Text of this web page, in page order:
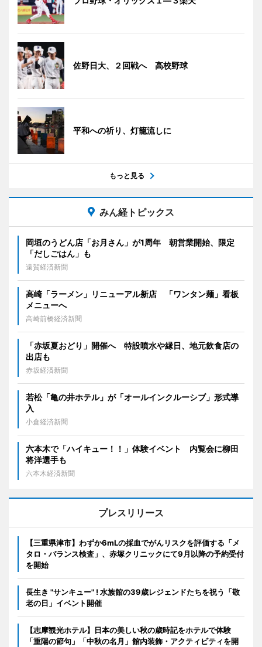
佐野日大、２回戦へ 高校野球
平和への祈り、灯籠流しに
もっと見る
みん経トピックス
岡垣のうどん店「お月さん」が1周年 朝営業開始、限定
「だしごはん」も
遠賀経済新聞
高崎「ラーメン」リニューアル新店 「ワンタン麺」看板
メニューへ
高崎前橋経済新聞
「赤坂夏おどり」開催へ 特設噴水や縁日、地元飲食店の
出店も
赤坂経済新聞
若松「亀の井ホテル」が「オールインクルーシブ」形式導
入
小倉経済新聞
六本木で「ハイキュー！！」体験イベント 内覧会に柳田
将洋選手も
六本木経済新聞
プレスリリース
【三重県津市】わずか6mLの採血でがんリスクを評価する「メ
タロ・バランス検査」、赤塚クリニックにて9月以降の予約受付
を開始
長生き "サンキュー" ! 水族館の39歳レジェンドたちを祝う「敬
老の日」イベント開催
【志摩観光ホテル】日本の美しい秋の歳時記をホテルで体験
「重陽の節句」「中秋の名月」館内装飾・アクティビティを開